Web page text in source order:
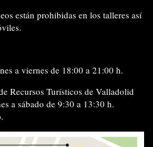
están prohibidas en los talleres así
a viernes de 18:00 a 21:00 h.
Recursos Turísticos de Valladolid
a sábado de 9:30 a 13:30 h.